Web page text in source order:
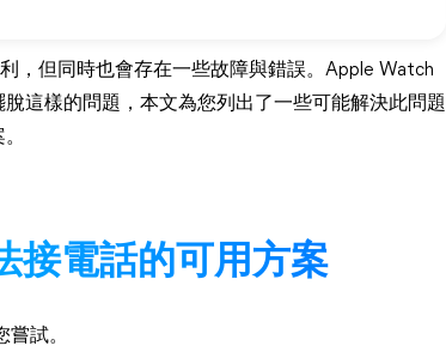
，但同時也會存在一些故障與錯誤。Apple Watch
這樣的問題，本文為您列出了一些可能解決此問題
接電話的可用方案
試。